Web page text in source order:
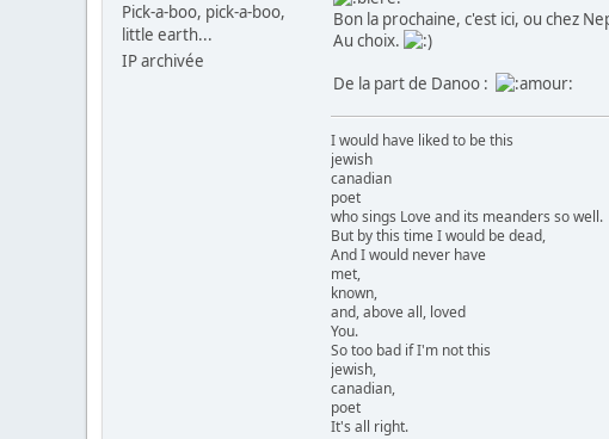
Pick-a-boo, pick-a-boo,
little earth...
IP archivée
Bon la prochaine, c'est ici, ou chez
Au choix.
De la part de Danoo :
I would have liked to be this
jewish
canadian
poet
who sings Love and its meanders so well.
But by this time I would be dead,
And I would never have
met,
known,
and, above all, loved
You.
So too bad if I'm not this
jewish,
canadian,
poet
It's all right.